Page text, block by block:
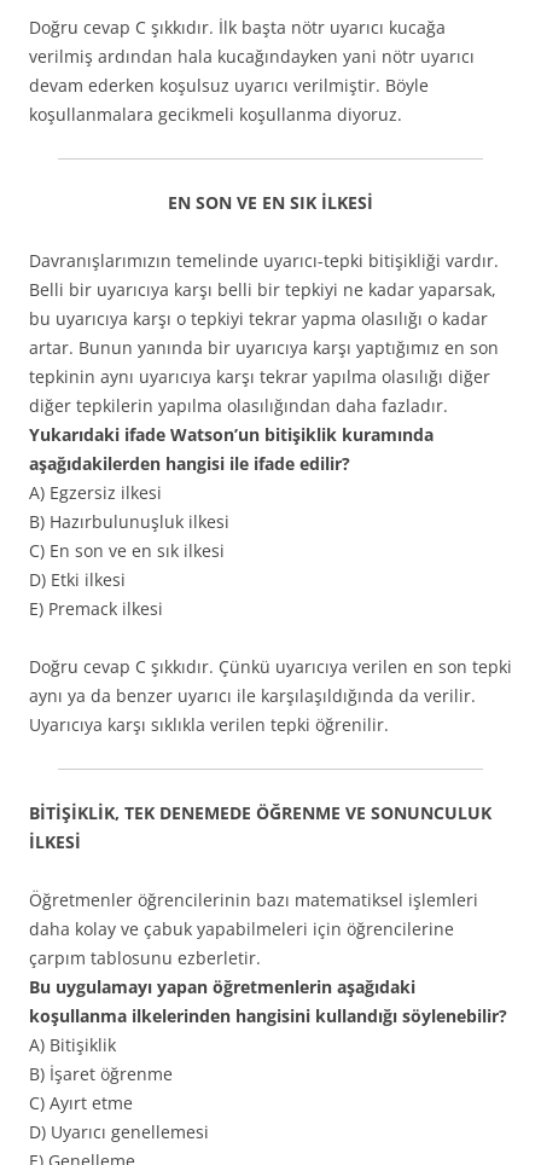
Doğru cevap C şıkkıdır. İlk başta nötr uyarıcı kucağa
verilmiş ardından hala kucağındayken yani nötr uyarıcı
devam ederken koşulsuz uyarıcı verilmiştir. Böyle
koşullanmalara gecikmeli koşullanma diyoruz.
EN SON VE EN SIK İLKESİ
Davranışlarımızın temelinde uyarıcı-tepki bitişikliği vardır.
Belli bir uyarıcıya karşı belli bir tepkiyi ne kadar yaparsak,
bu uyarıcıya karşı o tepkiyi tekrar yapma olasılığı o kadar
artar. Bunun yanında bir uyarıcıya karşı yaptığımız en son
tepkinin aynı uyarıcıya karşı tekrar yapılma olasılığı diğer
diğer tepkilerin yapılma olasılığından daha fazladır.
Yukarıdaki ifade Watson’un bitişiklik kuramında
aşağıdakilerden hangisi ile ifade edilir?
A) Egzersiz ilkesi
B) Hazırbulunuşluk ilkesi
C) En son ve en sık ilkesi
D) Etki ilkesi
E) Premack ilkesi
Doğru cevap C şıkkıdır. Çünkü uyarıcıya verilen en son tepki
aynı ya da benzer uyarıcı ile karşılaşıldığında da verilir.
Uyarıcıya karşı sıklıkla verilen tepki öğrenilir.
BİTİŞİKLİK, TEK DENEMEDE ÖĞRENME VE SONUNCULUK
İLKESİ
Öğretmenler öğrencilerinin bazı matematiksel işlemleri
daha kolay ve çabuk yapabilmeleri için öğrencilerine
çarpım tablosunu ezberletir.
Bu uygulamayı yapan öğretmenlerin aşağıdaki
koşullanma ilkelerinden hangisini kullandığı söylenebilir?
A) Bitişiklik
B) İşaret öğrenme
C) Ayırt etme
D) Uyarıcı genellemesi